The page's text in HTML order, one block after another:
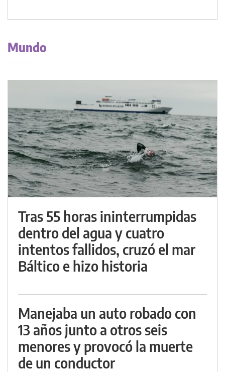
Mundo
Tras 55 horas ininterrumpidas
dentro del agua y cuatro
intentos fallidos, cruzó el mar
Báltico e hizo historia
Manejaba un auto robado con
13 años junto a otros seis
menores y provocó la muerte
de un conductor